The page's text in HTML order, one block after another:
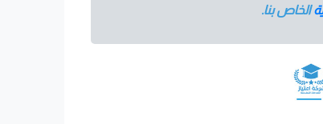
الخاص بنا.